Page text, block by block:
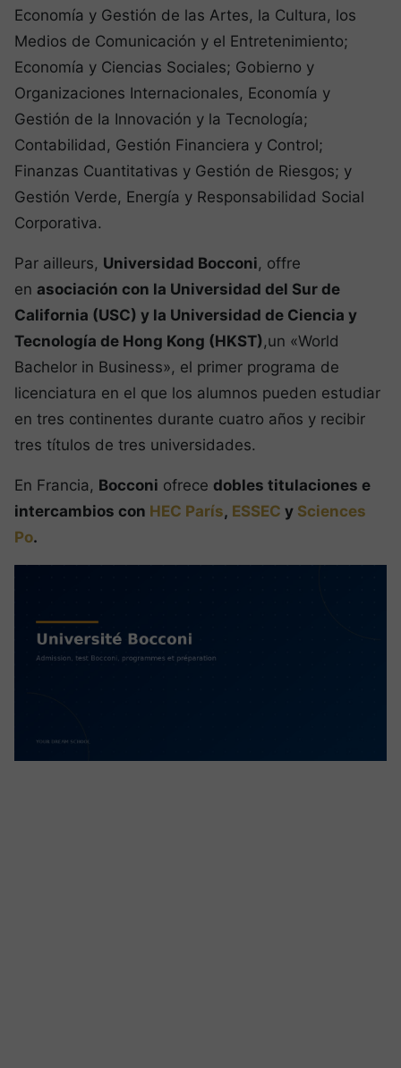
Economía y Gestión de las Artes, la Cultura, los
Medios de Comunicación y el Entretenimiento;
Economía y Ciencias Sociales; Gobierno y
Organizaciones Internacionales, Economía y
Gestión de la Innovación y la Tecnología;
Contabilidad, Gestión Financiera y Control;
Finanzas Cuantitativas y Gestión de Riesgos; y
Gestión Verde, Energía y Responsabilidad Social
Corporativa.
Par ailleurs, Universidad Bocconi, offre
en asociación con la Universidad del Sur de
California (USC) y la Universidad de Ciencia y
Tecnología de Hong Kong (HKST),un «World
Bachelor in Business», el primer programa de
licenciatura en el que los alumnos pueden estudiar
en tres continentes durante cuatro años y recibir
tres títulos de tres universidades.
En Francia, Bocconi ofrece dobles titulaciones e
intercambios con HEC París, ESSEC y Sciences
Po.